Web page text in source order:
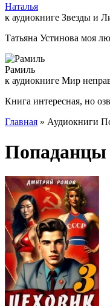
Наталья
к аудиокниге Звезды и
Татьяна Устинова моя
Рамиль
к аудиокниге Мир
Книга интересная, но
Главная » Аудиокниги
Попаданцы